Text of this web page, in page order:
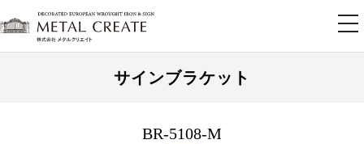
サインブラケット
BR-5108-M